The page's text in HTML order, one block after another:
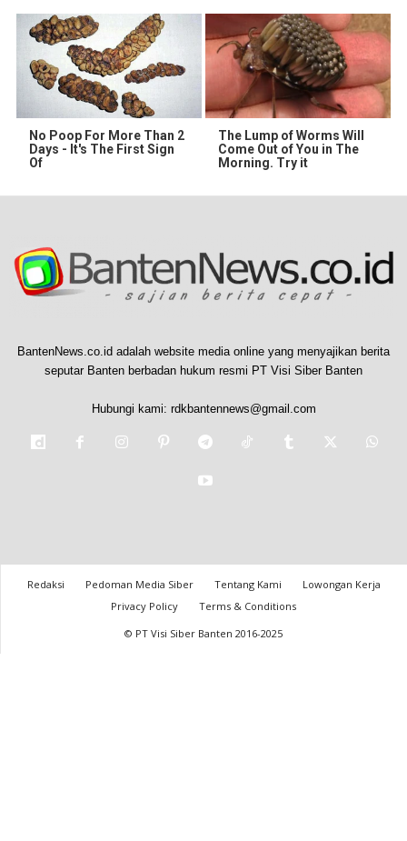
No Poop For More Than 2
Days - It's The First Sign
Of
The Lump of Worms Will
Come Out of You in The
Morning. Try it
BantenNews.co.id adalah website media online yang menyajikan berita
seputar Banten berbadan hukum resmi PT Visi Siber Banten
Hubungi kami: rdkbantennews@gmail.com
Redaksi Pedoman Media Siber Tentang Kami
Lowongan Kerja
Privacy Policy
Terms & Conditions
© PT Visi Siber Banten 2016-2025